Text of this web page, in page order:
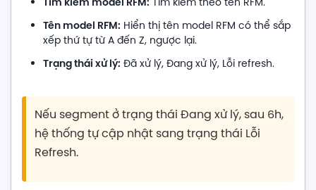
Tên model RFM: Hiển thị tên model RFM có thể sắp
xếp thứ tự từ A đến Z, ngược lại.
Trạng thái xử lý: Đã xử lý, Đang xử lý, Lỗi refresh.
Nếu segment ở trạng thái Đang xử lý, sau 6h,
hệ thống tự cập nhật sang trạng thái Lỗi
Refresh.